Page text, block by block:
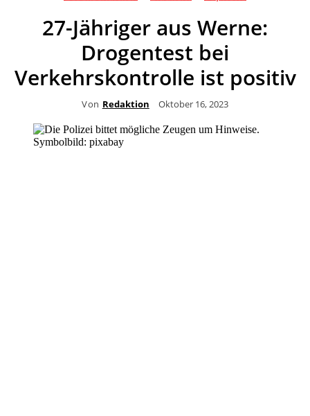
27-Jähriger aus Werne:
Drogentest bei
Verkehrskontrolle ist positiv
Von Redaktion Oktober 16, 2023